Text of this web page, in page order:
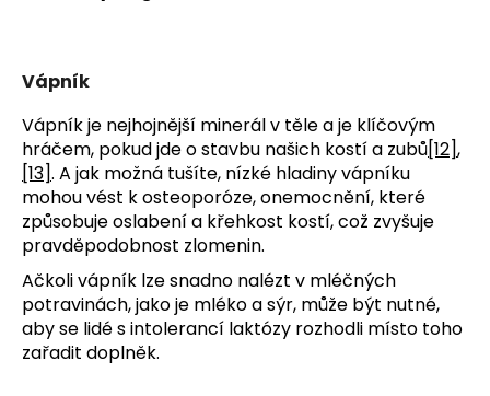
Vápník
Vápník je nejhojnější minerál v těle a je klíčovým
hráčem, pokud jde o stavbu našich kostí a zubů[12],
[13]. A jak možná tušíte, nízké hladiny vápníku
mohou vést k osteoporóze, onemocnění, které
způsobuje oslabení a křehkost kostí, což zvyšuje
pravděpodobnost zlomenin.
Ačkoli vápník lze snadno nalézt v mléčných
potravinách, jako je mléko a sýr, může být nutné,
aby se lidé s intolerancí laktózy rozhodli místo toho
zařadit doplněk.